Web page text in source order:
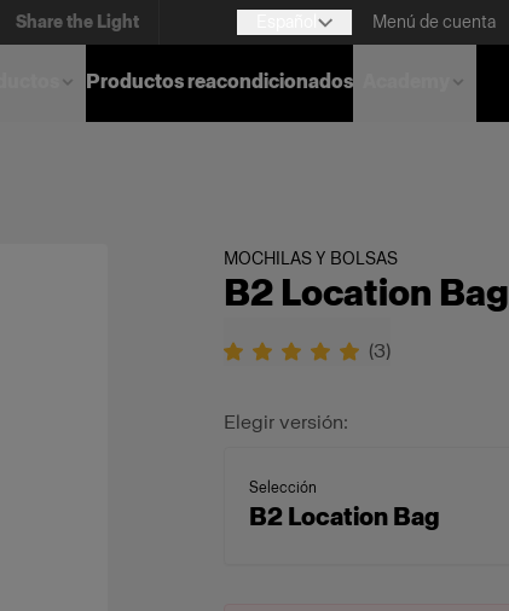
Share the Light Menú de cuenta
Productos reacondicionados
MOCHILAS Y BOLSAS
B2 Location Bag
(3)
Elegir versión:
Selección
B2 Location Bag